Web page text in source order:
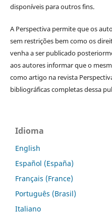
disponíveis para outros fins.
A Perspectiva permite que os
sem restrições bem como os
venha a ser publicado
aos autores informar que o
como artigo na revista
bibliográficas completas dessa
Idioma
English
Español (España)
Français (France)
Português (Brasil)
Italiano